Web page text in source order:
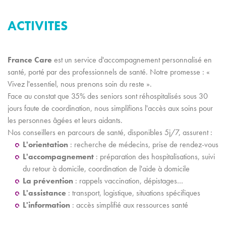
ACTIVITES
France Careest un service d'accompagnement personnalisé en
santé, porté par des professionnels de santé. Notre promesse : «
Vivez l'essentiel, nous prenons soin du reste ».
Face au constat que 35% des seniors sont réhospitalisés sous 30
jours faute de coordination, nous simplifions l'accès aux soins pour
les personnes âgées et leurs aidants.
Nos conseillers en parcours de santé, disponibles 5j/7, assurent :
L'orientation : recherche de médecins, prise de rendez-vous
L'accompagnement : préparation des hospitalisations, suivi
du retour à domicile, coordination de l'aide à domicile
La prévention : rappels vaccination, dépistages…
L'assistance : transport, logistique, situations spécifiques
L'information : accès simplifié aux ressources santé